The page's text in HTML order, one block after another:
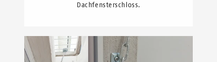
Dachfensterschloss.